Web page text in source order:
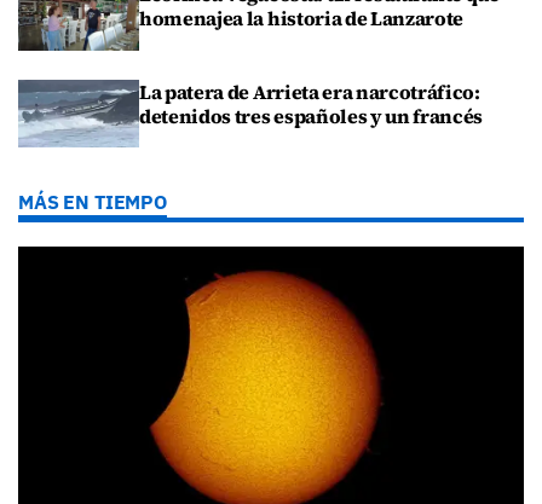
homenajea la historia de Lanzarote
La patera de Arrieta era narcotráfico:
detenidos tres españoles y un francés
MÁS EN TIEMPO